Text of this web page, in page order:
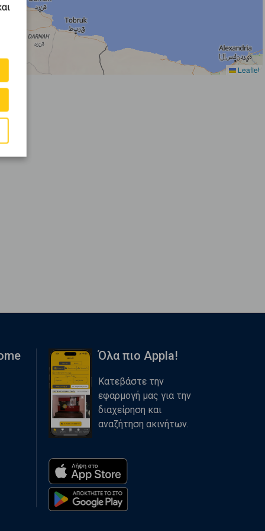
Leaflet
Όλα πιο Appla!
Κατεβάστε την
εφαρμογή μας για την
διαχείρηση και
αναζήτηση ακινήτων.